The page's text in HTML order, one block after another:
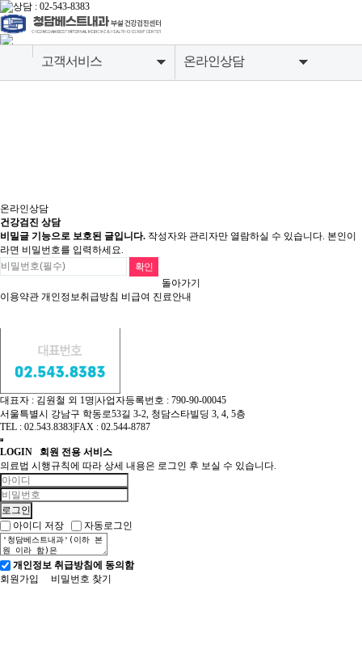
고객서비스
내과질환센터
고객서비스
온라인상담
온라인상담
건강검진 상담
비밀글 기능으로 보호된 글입니다. 작성자와 관리자만 열람하실 수 있습니다. 본인이
라면 비밀번호를 입력하세요.
돌아가기
이용약관 개인정보취급방침 비급여 진료안내
대표자 : 김원철 외 1명 사업자등록번호 : 790-90-00045
서울특별시 강남구 학동로53길 3-2, 청담스타빌딩 3, 4, 5층
TEL : 02.543.8383FAX : 02.544-8787
LOGIN 회원 전용 서비스
의료법 시행규칙에 따라 상세 내용은 로그인 후 보실 수 있습니다.
아이디 저장 자동로그인
개인정보 취급방침에 동의함
회원가입
비밀번호 찾기